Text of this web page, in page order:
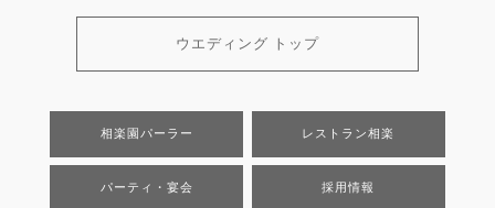
ウエディング トップ
相楽園パーラー レストラン相楽
パーティ・宴会 採用情報